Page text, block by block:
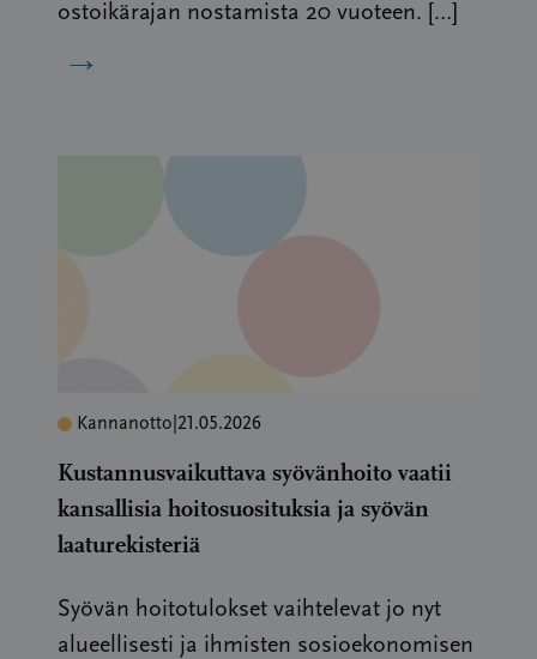
ostoikärajan nostamista 20 vuoteen. […]
→
Kannanotto 21.05.2026
Kustannusvaikuttava syövänhoito vaatii
kansallisia hoitosuosituksia ja syövän
laaturekisteriä
Syövän hoitotulokset vaihtelevat jo nyt
alueellisesti ja ihmisten sosioekonomisen